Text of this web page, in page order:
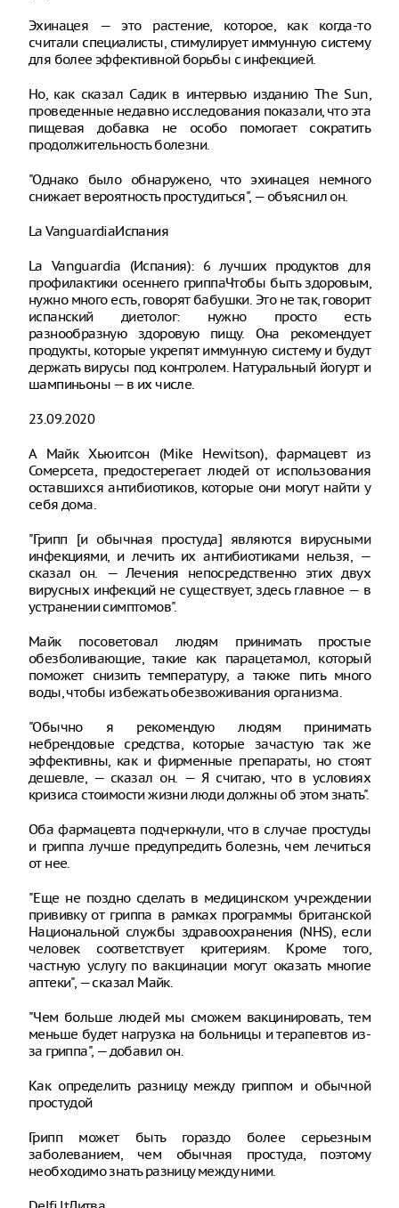
Эхинацея — это растение, которое, как когда-то
считали специалисты, стимулирует иммунную систему
для более эффективной борьбы с инфекцией.
Но, как сказал Садик в интервью изданию The Sun,
проведенные недавно исследования показали, что эта
пищевая добавка не особо помогает сократить
продолжительность болезни.
"Однако было обнаружено, что эхинацея немного
снижает вероятность простудиться", — объяснил он.
La VanguardiaИспания
La Vanguardia (Испания): 6 лучших продуктов для
профилактики осеннего гриппаЧтобы быть здоровым,
нужно много есть, говорят бабушки. Это не так, говорит
испанский диетолог: нужно просто есть
разнообразную здоровую пищу. Она рекомендует
продукты, которые укрепят иммунную систему и будут
держать вирусы под контролем. Натуральный йогурт и
шампиньоны — в их числе.
23.09.2020
А Майк Хьюитсон (Mike Hewitson), фармацевт из
Сомерсета, предостерегает людей от использования
оставшихся антибиотиков, которые они могут найти у
себя дома.
"Грипп [и обычная простуда] являются вирусными
инфекциями, и лечить их антибиотиками нельзя, —
сказал он. — Лечения непосредственно этих двух
вирусных инфекций не существует, здесь главное — в
устранении симптомов".
Майк посоветовал людям принимать простые
обезболивающие, такие как парацетамол, который
поможет снизить температуру, а также пить много
воды, чтобы избежать обезвоживания организма.
"Обычно я рекомендую людям принимать
небрендовые средства, которые зачастую так же
эффективны, как и фирменные препараты, но стоят
дешевле, — сказал он. — Я считаю, что в условиях
кризиса стоимости жизни люди должны об этом знать".
Оба фармацевта подчеркнули, что в случае простуды
и гриппа лучше предупредить болезнь, чем лечиться
от нее.
"Еще не поздно сделать в медицинском учреждении
прививку от гриппа в рамках программы британской
Национальной службы здравоохранения (NHS), если
человек соответствует критериям. Кроме того,
частную услугу по вакцинации могут оказать многие
аптеки", — сказал Майк.
"Чем больше людей мы сможем вакцинировать, тем
меньше будет нагрузка на больницы и терапевтов из-
за гриппа", — добавил он.
Как определить разницу между гриппом и обычной
простудой
Грипп может быть гораздо более серьезным
заболеванием, чем обычная простуда, поэтому
необходимо знать разницу между ними.